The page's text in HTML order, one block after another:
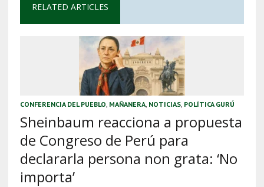
RELATED ARTICLES
CONFERENCIA DEL PUEBLO MAÑANERA, NOTICIAS, POLÍTICA GURÚ
Sheinbaum reacciona a propuesta
de Congreso de Perú para
declararla persona non grata: ‘No
importa’